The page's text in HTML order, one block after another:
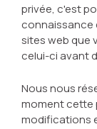
privée, c'est
connaissance
sites web que
celui-ci avant
Nous nous
moment cette
modifications